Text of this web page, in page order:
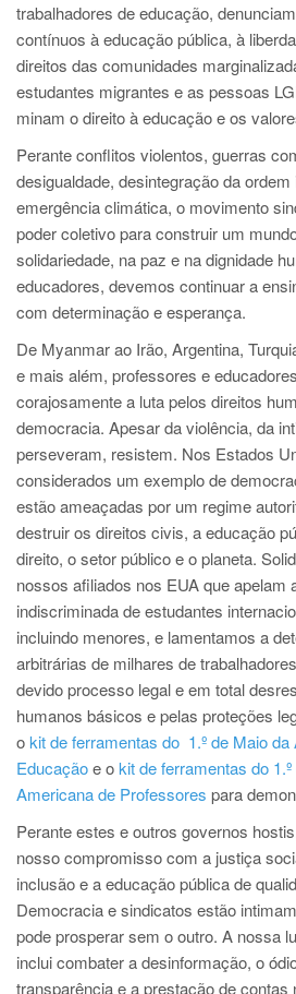
trabalhadores de educação,
contínuos à educação pública, à
direitos das comunidades
estudantes migrantes e as pessoas
minam o direito à educação e os
Perante conflitos violentos, guerras
desigualdade, desintegração da
emergência climática, o movimento
poder coletivo para construir um
solidariedade, na paz e na dignidade
educadores, devemos continuar a
com determinação e esperança.
De Myanmar ao Irão, Argentina,
e mais além, professores e
corajosamente a luta pelos direitos
democracia. Apesar da violência, da
perseveram, resistem. Nos Estados
considerados um exemplo de
estão ameaçadas por um regime
destruir os direitos civis, a educação
direito, o setor público e o planeta.
nossos afiliados nos EUA que apelam
indiscriminada de estudantes
incluindo menores, e lamentamos a
arbitrárias de milhares de
devido processo legal e em total
humanos básicos e pelas proteções
okit de ferramentas do 1.º de Maio
Educaçãoe okit de ferramentas do
Americana de Professores para
Perante estes e outros governos
nosso compromisso com a justiça
inclusão e a educação pública de
Democracia e sindicatos estão
pode prosperar sem o outro. A nossa
inclui combater a desinformação, o
transparência e a prestação de contas